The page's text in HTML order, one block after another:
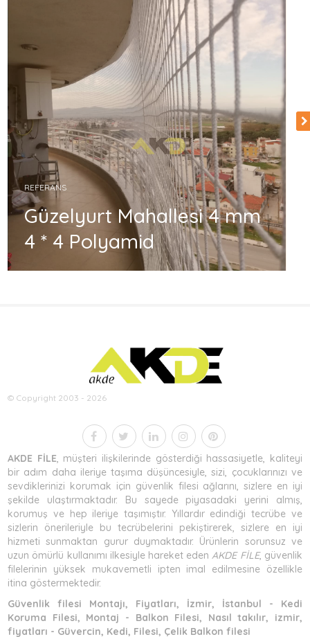
REFERANS
Güzelyurt Mahallesi 4 mm
4 * 4 Polyamid
© Copyright 2003 - 2026
AKDE FİLE, müşteri ilişkilerinde gösterdiği hassasiyetle, kaliteyi
bir adım daha ileriye taşıma düşüncesiyle, sizi, çocuklarınızı ve
sevdiklerinizi korumak için güvenlik filesi ağlarını, sizlere en iyi
şekilde ulaştırmaktadır. Bu sayede piyasadaki yerini almış,
korumuş ve hep ileriye taşımıştır. Yıllardır edindiği tecrübe ve
sizlerin önerileriyle bu tecrübelerini pekiştirerek, sizlere en iyi
hizmeti sunmaktan gurur duymaktadır. Ürünlerin sorunsuz ve
uzun ömürlü kullanımı ilkesiyle hareket edenAKDE FİLE, güvenlik
filelerinin yüksek mukavemetli ipten imal edilmesine özellikle
itina göstermektedir.
Güvenlik filesi Montajı, Fiyatları, İzmir, İstanbul - Kedi
Koruma Filesi, Montaj - Balkon Filesi, Nasıl takılır, izmir,
fiyatları - Güvercin, Kedi, Filesi, Çelik Balkon filesi